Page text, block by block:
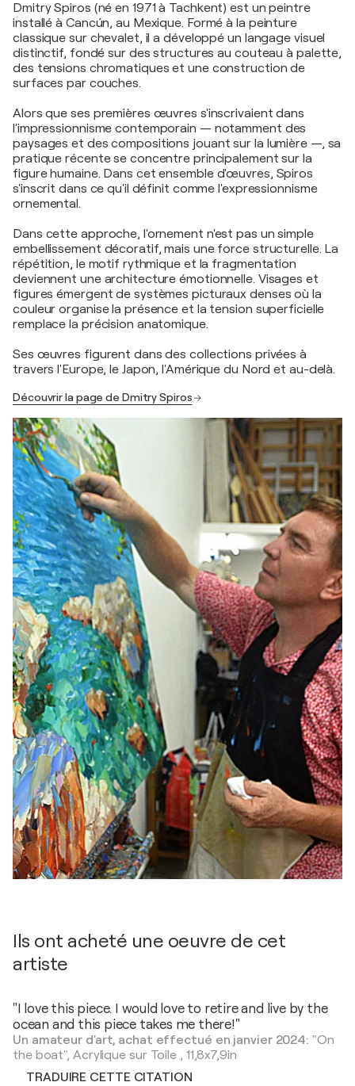
Dmitry Spiros (né en 1971 à Tachkent) est un peintre
installé à Cancún, au Mexique. Formé à la peinture
classique sur chevalet, il a développé un langage visuel
distinctif, fondé sur des structures au couteau à palette,
des tensions chromatiques et une construction de
surfaces par couches.
Alors que ses premières œuvres s'inscrivaient dans
l'impressionnisme contemporain — notamment des
paysages et des compositions jouant sur la lumière —, sa
pratique récente se concentre principalement sur la
figure humaine. Dans cet ensemble d'œuvres, Spiros
s'inscrit dans ce qu'il définit comme l'expressionnisme
ornemental.
Dans cette approche, l'ornement n'est pas un simple
embellissement décoratif, mais une force structurelle. La
répétition, le motif rythmique et la fragmentation
deviennent une architecture émotionnelle. Visages et
figures émergent de systèmes picturaux denses où la
couleur organise la présence et la tension superficielle
remplace la précision anatomique.
Ses œuvres figurent dans des collections privées à
travers l'Europe, le Japon, l'Amérique du Nord et au-delà.
Découvrir la page de Dmitry Spiros
Ils ont acheté une oeuvre de cet
artiste
"I love this piece. I would love to retire and live by the
ocean and this piece takes me there!"
Un amateur d'art, achat effectué en janvier 2024: "On
the boat", Acrylique sur Toile , 11,8x7,9in
TRADUIRE CETTE CITATION